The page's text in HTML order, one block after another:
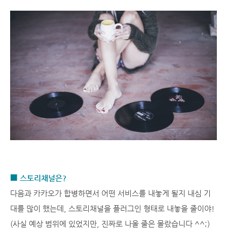
■ 스토리채널은?
다음과 카카오가 합병하면서 어떤 서비스를 내놓게 될지 내심 기
대를 많이 했는데, 스토리채널을 플러그인 형태로 내놓을 줄이야!
(사실 예상 범위에 있었지만, 진짜로 나올 줄은 몰랐습니다 ^^;)